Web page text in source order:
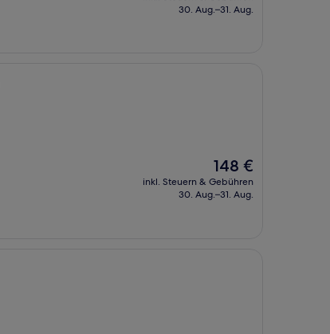
beträgt
30. Aug.–31. Aug.
Der
Preis
beträgt
148 €
inkl. Steuern & Gebühren
30. Aug.–31. Aug.